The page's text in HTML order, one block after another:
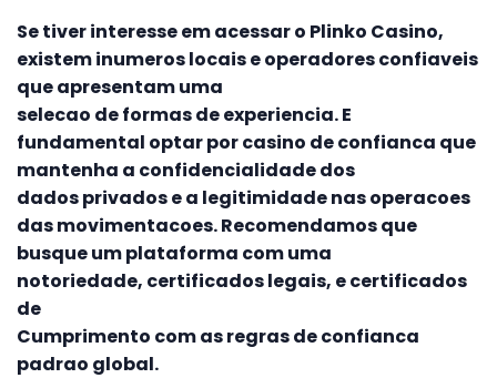
Se tiver interesse em acessar o Plinko Casino,
existem inumeros locais e operadores confiaveis
que apresentam uma
selecao de formas de experiencia. E
fundamental optar por casino de confianca que
mantenha a confidencialidade dos
dados privados e a legitimidade nas operacoes
das movimentacoes. Recomendamos que
busque um plataforma com uma
notoriedade, certificados legais, e certificados
de
Cumprimento com as regras de confianca
padrao global.